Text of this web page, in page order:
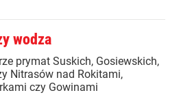
wodza
prymat Suskich, Gosiewskich,
Nitrasów nad Rokitami,
czy Gowinami